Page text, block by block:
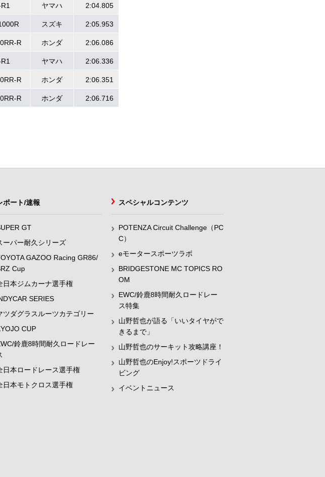
ヤマハ 2:04.805
スズキ 2:05.953
R ホンダ 2:06.086
ヤマハ 2:06.336
R ホンダ 2:06.351
R ホンダ 2:06.716
ポート/速報
GT
ーパー耐久シリーズ
GAZOO Racing GR86/
Cup
日本ジムカーナ選手権
SERIES
ツダグラスルーツカテゴリー
CUP
鈴鹿8時間耐久ロードレー
日本ロードレース選手権
日本モトクロス選手権
スペシャルコンテンツ
POTENZA Circuit Challenge（PC
C）
eモータースポーツラボ
BRIDGESTONE MC TOPICS RO
OM
EWC/鈴鹿8時間耐久ロードレー
ス特集
山野哲也が語る「いいタイヤがで
きるまで」
山野哲也のサーキット攻略講座！
山野哲也のEnjoy!スポーツドライ
ビング
イベントニュース